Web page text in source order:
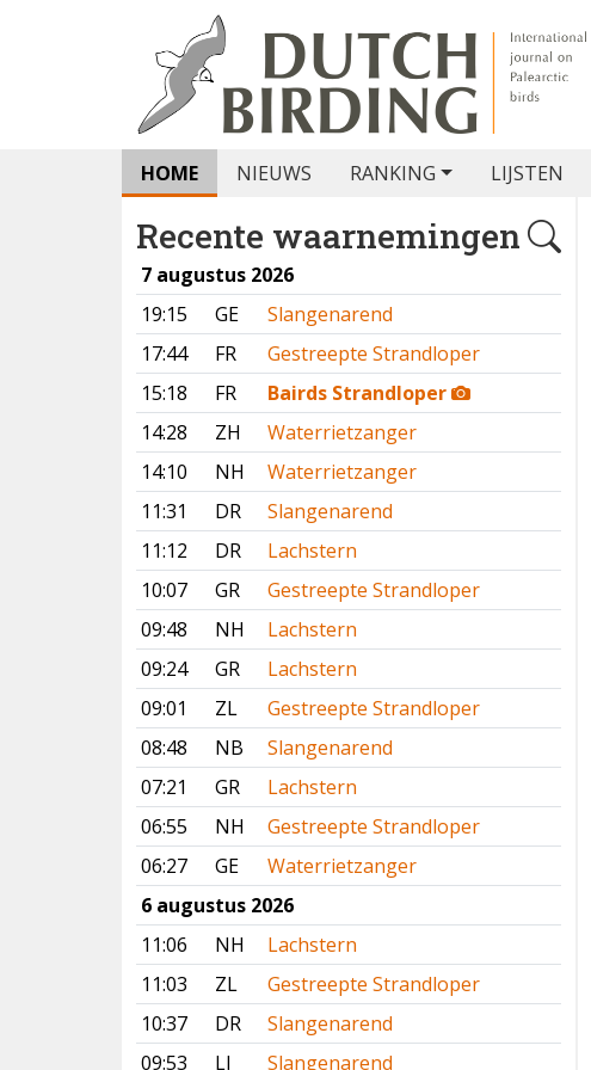
HOME NIEUWS RANKING LIJSTEN
Recente waarnemingen
7 augustus 2026
19:15
GE
Slangenarend
17:44
FR
Gestreepte Strandloper
15:18
FR
Bairds Strandloper
14:28
ZH
Waterrietzanger
14:10
NH
Waterrietzanger
11:31
DR
Slangenarend
11:12
DR
Lachstern
10:07
GR
Gestreepte Strandloper
09:48
NH
Lachstern
09:24
GR
Lachstern
09:01
ZL
Gestreepte Strandloper
08:48
NB
Slangenarend
07:21
GR
Lachstern
06:55
NH
Gestreepte Strandloper
06:27
GE
Waterrietzanger
6 augustus 2026
11:06
NH
Lachstern
11:03
ZL
Gestreepte Strandloper
10:37
DR
Slangenarend
09:53
LI
Slangenarend